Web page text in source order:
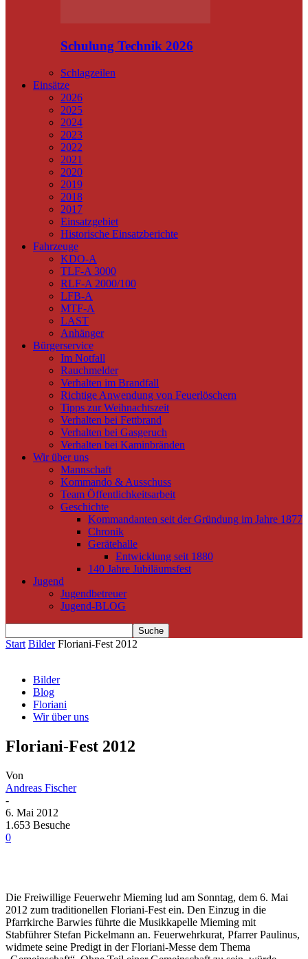
Schulung Technik 2026
Schlagzeilen
Einsätze
2026
2025
2024
2023
2022
2021
2020
2019
2018
2017
Einsatzgebiet
Historische Einsatzberichte
Fahrzeuge
KDO-A
TLF-A 3000
RLF-A 2000/100
LFB-A
MTF-A
LAST
Anhänger
Bürgerservice
Im Notfall
Rauchmelder
Verhalten im Brandfall
Richtige Anwendung von Feuerlöschern
Tipps zur Weihnachtszeit
Verhalten bei Fettbrand
Verhalten bei Gasgeruch
Verhalten bei Kaminbränden
Wir über uns
Mannschaft
Kommando & Ausschuss
Team Öffentlichkeitsarbeit
Geschichte
Kommandanten seit der Gründung im Jahre 1877
Chronik
Gerätehalle
Entwicklung seit 1880
140 Jahre Jubiläumsfest
Jugend
Jugendbetreuer
Jugend-BLOG
Start Bilder Floriani-Fest 2012
Bilder
Blog
Floriani
Wir über uns
Floriani-Fest 2012
Von
Andreas Fischer
-
6. Mai 2012
1.653 Besuche
0
Die Freiwillige Feuerwehr Mieming lud am Sonntag, dem 6. Mai
2012 zum traditionellen Floriani-Fest ein. Den Einzug in die
Pfarrkirche Barwies führte die Musikkapelle Mieming mit
Stabführer Stefan Pickelmann an. Feuerwehrkurat, Pfarrer Paulinus,
widmete seine Predigt in der Floriani-Messe dem Thema